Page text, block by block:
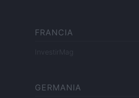
FRANCIA
InvestirMag
GERMANIA